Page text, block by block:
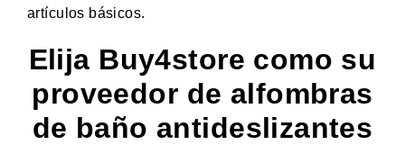
artículos básicos.
Elija Buy4store como su
proveedor de alfombras
de baño antideslizantes